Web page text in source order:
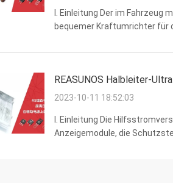
I. Einleitung Der im
bequemer Kraftumrichter für
...
REASUNOS Halbleiter-
2023-10-11 18:52:03
I. Einleitung Die
Anzeigemodule, die